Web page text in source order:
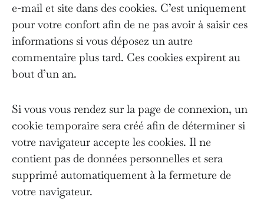
e-mail et site dans des cookies. C’est uniquement
pour votre confort afin de ne pas avoir à saisir ces
informations si vous déposez un autre
commentaire plus tard. Ces cookies expirent au
bout d’un an.
Si vous vous rendez sur la page de connexion, un
cookie temporaire sera créé afin de déterminer si
votre navigateur accepte les cookies. Il ne
contient pas de données personnelles et sera
supprimé automatiquement à la fermeture de
votre navigateur.